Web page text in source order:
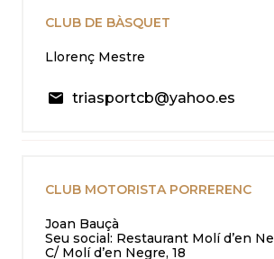
CLUB DE BÀSQUET
Llorenç Mestre
triasportcb@yahoo.es
CLUB MOTORISTA PORRERENC
Joan Bauçà
Seu social: Restaurant Molí d’en
C/ Molí d’en Negre, 18